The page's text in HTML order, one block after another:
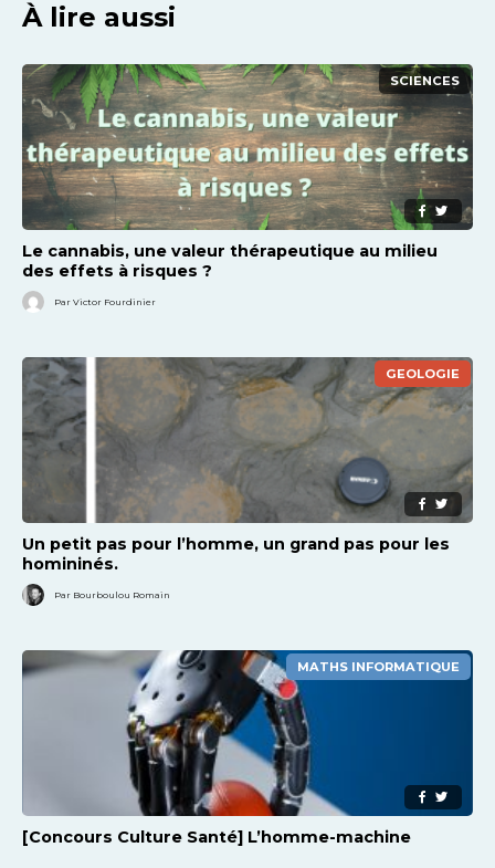
À lire aussi
SCIENCES
Le cannabis, une valeur thérapeutique au milieu
des effets à risques ?
Par Victor Fourdinier
GEOLOGIE
Un petit pas pour l’homme, un grand pas pour les
homininés.
Par Bourboulou Romain
MATHS INFORMATIQUE
[Concours Culture Santé] L’homme-machine